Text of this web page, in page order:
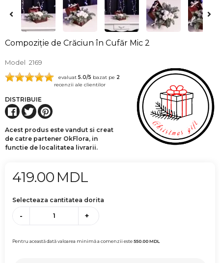
Compoziție de Crăciun în Cufăr Mic 2
Model 2169
evaluat 5.0/5 bazat pe 2
recenzii ale clientilor
DISTRIBUIE
Acest produs este vandut si creat
de catre partener OkFlora, in
functie de localitatea livrarii.
419.00 MDL
Selecteaza cantitatea dorita
- +
Pentru această dată valoarea minimă a comenzii este550.00MDL